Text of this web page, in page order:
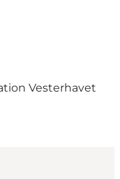
Vesterhavet